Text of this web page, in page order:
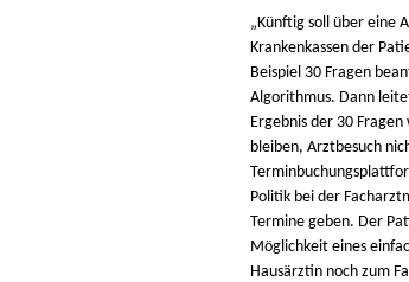
„Künftig soll über eine
Krankenkassen der
Beispiel 30 Fragen
Algorithmus. Dann
Ergebnis der 30
bleiben, Arztbesuch
Politik bei der
Termine geben. Der
Möglichkeit eines
Hausärztin noch zum